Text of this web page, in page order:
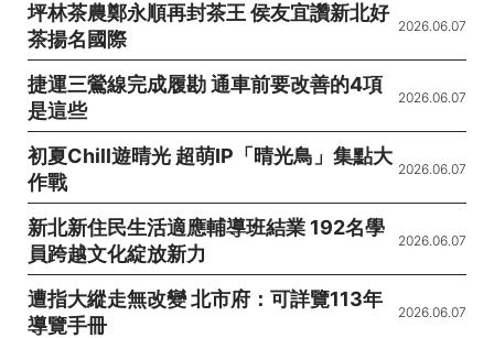
坪林茶農鄭永順再封茶王 侯友宜讚新北好
茶揚名國際
2026.06.07
捷運三鶯線完成履勘 通車前要改善的4項
是這些
2026.06.07
初夏Chill遊晴光 超萌IP「晴光鳥」集點大
作戰
2026.06.07
新北新住民生活適應輔導班結業 192名學
員跨越文化綻放新力
2026.06.07
遭指大縱走無改變 北市府：可詳覽113年
導覽手冊
2026.06.07